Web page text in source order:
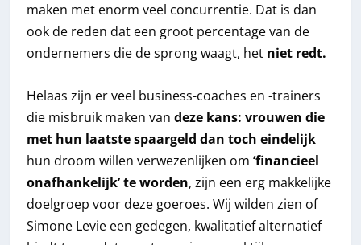
maken met enorm veel concurrentie. Dat is dan
ook de reden dat een groot percentage van de
ondernemers die de sprong waagt, het niet redt.
Helaas zijn er veel business-coaches en -trainers
die misbruik maken van deze kans: vrouwen die
met hun laatste spaargeld dan toch eindelijk
hun droom willen verwezenlijken om‘financieel
onafhankelijk’ te worden, zijn een erg makkelijke
doelgroep voor deze goeroes. Wij wilden zien of
Simone Levie een gedegen, kwalitatief alternatief